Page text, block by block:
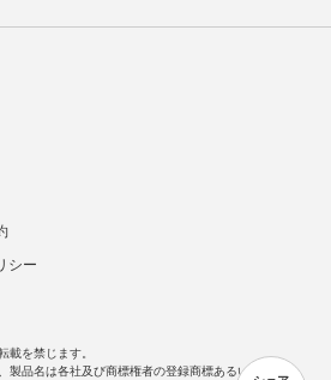
シー
を禁じます。
製品名は各社及び商標権者の登録商標あるいは商標で